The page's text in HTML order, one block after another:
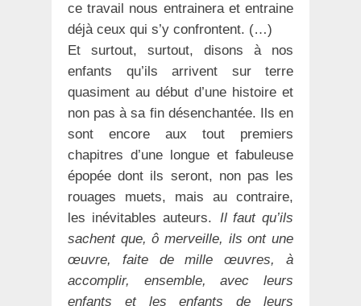
ce travail nous entrainera et entraine
déjà ceux qui s’y confrontent. (…)
Et surtout, surtout, disons à nos
enfants qu’ils arrivent sur terre
quasiment au début d’une histoire et
non pas à sa fin désenchantée. Ils en
sont encore aux tout premiers
chapitres d’une longue et fabuleuse
épopée dont ils seront, non pas les
rouages muets, mais au contraire,
les inévitables auteurs. Il faut qu’ils
sachent que, ô merveille, ils ont une
œuvre, faite de mille œuvres, à
accomplir, ensemble, avec leurs
enfants et les enfants de leurs